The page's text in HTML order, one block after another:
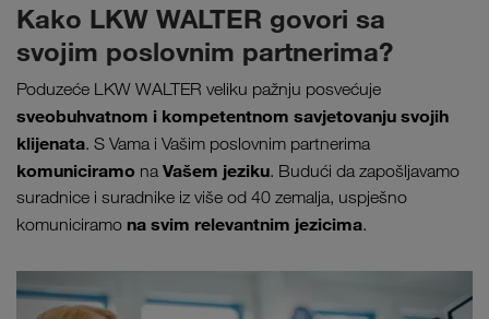
Kako LKW WALTER govori sa
svojim poslovnim partnerima?
Poduzeće LKW WALTER veliku pažnju posvećuje
sveobuhvatnom i kompetentnom savjetovanju svojih
klijenata. S Vama i Vašim poslovnim partnerima
komuniciramo na Vašem jeziku. Budući da zapošljavamo
suradnice i suradnike iz više od 40 zemalja, uspješno
komuniciramo na svim relevantnim jezicima.